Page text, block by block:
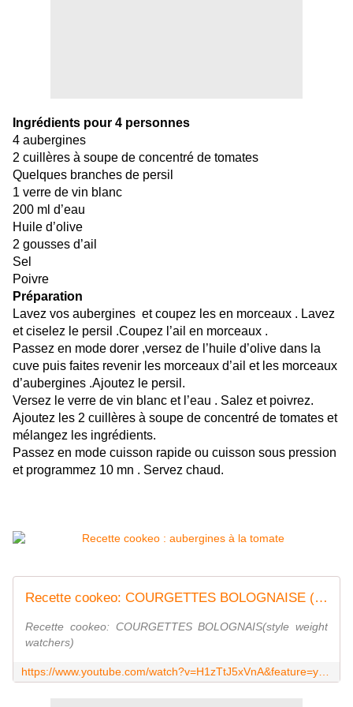
Ingrédients pour 4 personnes
4 aubergines
2 cuillères à soupe de concentré de tomates
Quelques branches de persil
1 verre de vin blanc
200 ml d’eau
Huile d’olive
2 gousses d’ail
Sel
Poivre
Préparation
Lavez vos aubergines  et coupez les en morceaux . Lavez
et ciselez le persil .Coupez l’ail en morceaux .
Passez en mode dorer ,versez de l’huile d’olive dans la
cuve puis faites revenir les morceaux d’ail et les morceaux
d’aubergines .Ajoutez le persil.
Versez le verre de vin blanc et l’eau . Salez et poivrez.
Ajoutez les 2 cuillères à soupe de concentré de tomates et
mélangez les ingrédients.
Passez en mode cuisson rapide ou cuisson sous pression
et programmez 10 mn . Servez chaud.
Recette cookeo: COURGETTES BOLOGNAISE (style weight watchers)
Recette cookeo: COURGETTES BOLOGNAIS(style weight
watchers)